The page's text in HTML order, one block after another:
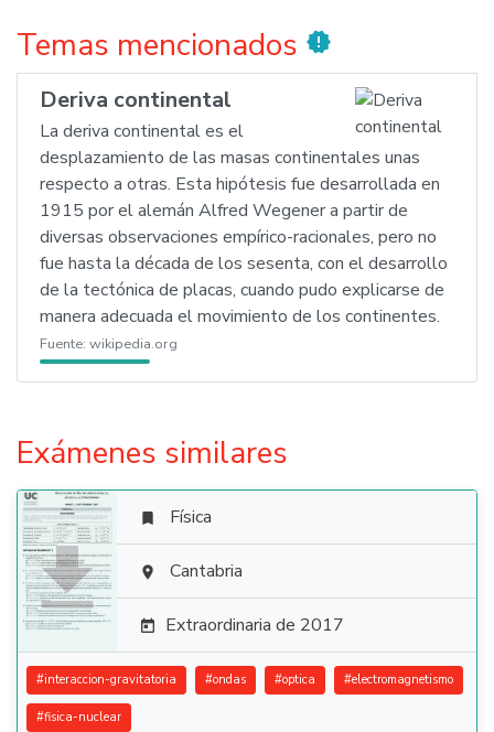
Temas mencionados new_releases
Deriva continental
La deriva continental es el
desplazamiento de las masas continentales unas
respecto a otras. Esta hipótesis fue desarrollada en
1915 por el alemán Alfred Wegener a partir de
diversas observaciones empírico-racionales, pero no
fue hasta la década de los sesenta, con el desarrollo
de la tectónica de placas, cuando pudo explicarse de
manera adecuada el movimiento de los continentes.
Fuente: wikipedia.org
Exámenes similares

 Física
 Cantabria
 Extraordinaria de 2017
#interaccion-gravitatoria #ondas #optica #electromagnetismo
#fisica-nuclear